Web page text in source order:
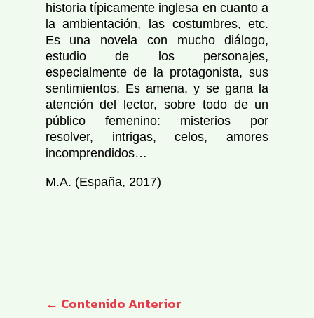
historia típicamente inglesa en cuanto a
la ambientación, las costumbres, etc.
Es una novela con mucho diálogo,
estudio de los personajes,
especialmente de la protagonista, sus
sentimientos. Es amena, y se gana la
atención del lector, sobre todo de un
público femenino: misterios por
resolver, intrigas, celos, amores
incomprendidos…
M.A. (España, 2017)
← Contenido Anterior